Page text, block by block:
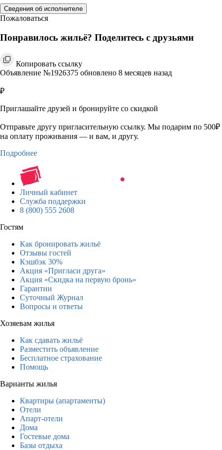
Сведения об исполнителе
Пожаловаться
Понравилось жильё? Поделитесь с друзьями
Копировать ссылку
Объявление №1926375 обновлено 8 месяцев назад
₽
Приглашайте друзей и бронируйте со скидкой
Отправьте другу пригласительную ссылку. Мы подарим по 500₽
на оплату проживания — и вам, и другу.
Подробнее
Личный кабинет
Служба поддержки
8 (800) 555 2608
Гостям
Как бронировать жильё
Отзывы гостей
Кэшбэк 30%
Акция «Пригласи друга»
Акция «Скидка на первую бронь»
Гарантии
Суточный Журнал
Вопросы и ответы
Хозяевам жилья
Как сдавать жильё
Разместить объявление
Бесплатное страхование
Помощь
Варианты жилья
Квартиры (апартаменты)
Отели
Апарт-отели
Дома
Гостевые дома
Базы отдыха